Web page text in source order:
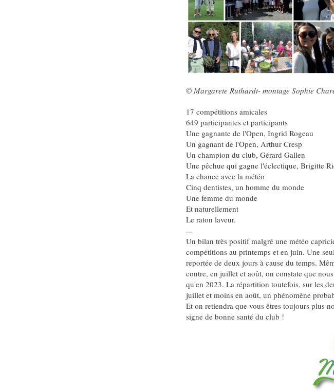
©️ Margarete Ruthardt- montage Sophie
17 compétitions amicales
649 participantes et participants
Une gagnante de l'Open, Ingrid Rogeau
Un gagnant de l'Open, Arthur Cresp
Un champion du club, Gérard Gallen
Une pêchue qui gagne l'éclectique, Brigitte
La chance avec la météo
Cinq dentistes, un homme du monde
Une femme du monde
Et naturellement
Le raton laveur.
...
Un bilan très positif malgré une météo
compétitions au printemps et en juin. Une
reportée de deux jours à cause du temps.
contre, en juillet et août, on constate que
qu'en 2023. La répartition toutefois, sur les
juillet et moins en août, un phénomène
Et on retiendra que vous êtres toujours plus
signe de bonne santé du club !